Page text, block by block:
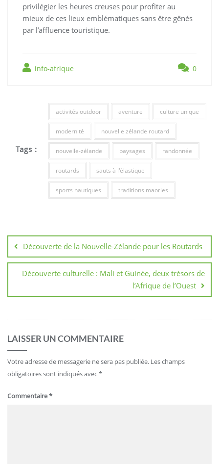
privilégier les heures creuses pour profiter au
mieux de ces lieux emblématiques sans être gênés
par l’affluence touristique.
info-afrique 0
Tags :
activités outdoor aventure culture unique
modernité nouvelle zélande routard
nouvelle-zélande paysages randonnée
routards sauts à l'élastique
sports nautiques traditions maories
de
l’article
Découverte de la Nouvelle-Zélande pour les Routards
Découverte culturelle : Mali et Guinée, deux trésors de
l’Afrique de l’Ouest
LAISSER UN COMMENTAIRE
Votre adresse de messagerie ne sera pas publiée. Les champs
obligatoires sont indiqués avec*
Commentaire*